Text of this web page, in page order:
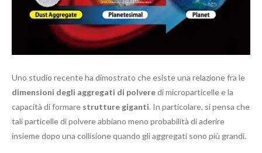
Uno studio recente ha dimostrato che esiste una relazione fra le
dimensioni degli aggregati di polveredi microparticelle e la
capacità di formare strutture giganti. In particolare, si pensa che
tali particelle di polvere abbiano meno probabilità di aderire
insieme dopo una collisione quando gli aggregati sono più grandi.